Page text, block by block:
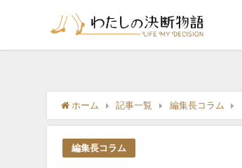
ホーム 記事一覧 編集長コラム
編集長コラム